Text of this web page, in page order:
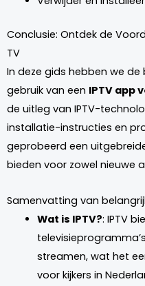
Conclusie: Ontdek de
TV
In deze gids hebben we
gebruik van een IPTV app
de uitleg van IPTV-
installatie-instructies en
geprobeerd een
bieden voor zowel nieuwe
Samenvatting van
Wat is IPTV?: IPTV
streamen, wat het
voor kijkers in